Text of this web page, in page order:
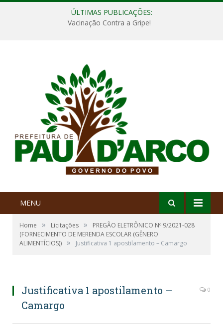
ÚLTIMAS PUBLICAÇÕES:
Vacinação Contra a Gripe!
MENU
Home » Licitações »
PREGÃO ELETRÔNICO Nº 9/2021-028
(FORNECIMENTO DE MERENDA ESCOLAR (GÊNERO
ALIMENTÍCIOS)) » Justificativa 1 apostilamento – Camargo
Justificativa 1 apostilamento –
Camargo
0